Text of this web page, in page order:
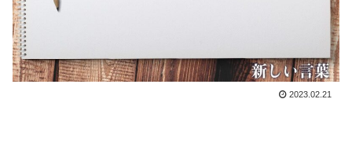
2023.02.21